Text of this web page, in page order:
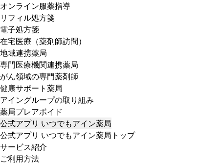
オンライン服薬指導
リフィル処方箋
電子処方箋
在宅医療（薬剤師訪問）
地域連携薬局
専門医療機関連携薬局
がん領域の専門薬剤師
健康サポート薬局
アイングループの取り組み
薬局プレアボイド
公式アプリ いつでもアイン薬局
公式アプリ いつでもアイン薬局トップ
サービス紹介
ご利用方法